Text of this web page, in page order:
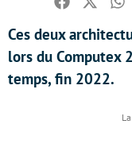
Facebook
Twitter
Ces deux
lors du Computex
temps, fin 2022.